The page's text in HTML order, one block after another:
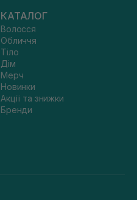
КАТАЛОГ
Волосся
Обличчя
Тіло
Дім
Мерч
Новинки
Акції та знижки
Бренди